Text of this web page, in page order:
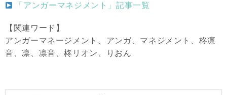
「アンガーマネジメント」記事一覧
【関連ワード】
アンガーマネージメント、アンガ、マネジメント、柊凛
音、凛、凛音、柊リオン、りおん